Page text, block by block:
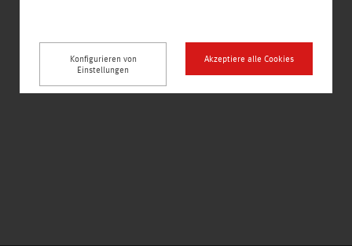
Konfigurieren von
Einstellungen
Akzeptiere alle Cookies